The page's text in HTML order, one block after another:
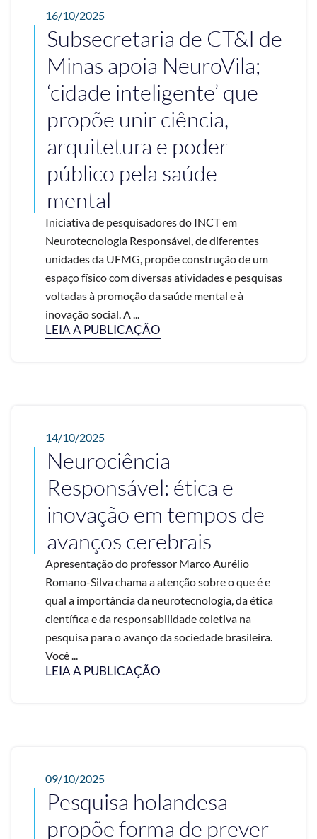
16/10/2025
Subsecretaria de CT&I de
Minas apoia NeuroVila;
‘cidade inteligente’ que
propõe unir ciência,
arquitetura e poder
público pela saúde
mental
Iniciativa de pesquisadores do INCT em
Neurotecnologia Responsável, de diferentes
unidades da UFMG, propõe construção de um
espaço físico com diversas atividades e pesquisas
voltadas à promoção da saúde mental e à
inovação social. A ...
LEIA A PUBLICAÇÃO
14/10/2025
Neurociência
Responsável: ética e
inovação em tempos de
avanços cerebrais
Apresentação do professor Marco Aurélio
Romano-Silva chama a atenção sobre o que é e
qual a importância da neurotecnologia, da ética
científica e da responsabilidade coletiva na
pesquisa para o avanço da sociedade brasileira.
Você ...
LEIA A PUBLICAÇÃO
09/10/2025
Pesquisa holandesa
propõe forma de prever